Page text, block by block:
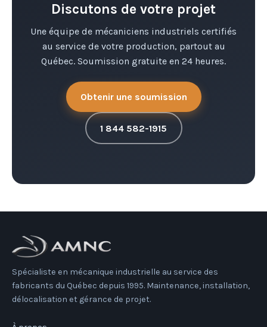
Discutons de votre projet
Une équipe de mécaniciens industriels certifiés
au service de votre production, partout au
Québec. Soumission gratuite en 24 heures.
Obtenir une soumission
1 844 582-1915
Spécialiste en mécanique industrielle au service des
fabricants du Québec depuis 1995. Maintenance, installation,
délocalisation et gérance de projet.